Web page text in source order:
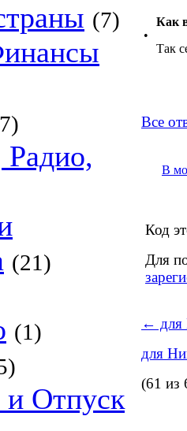
(7)
(21)
(1)
Отпуск
•
Как
Так
Все
В
Код
Для
← для
для
(61 из